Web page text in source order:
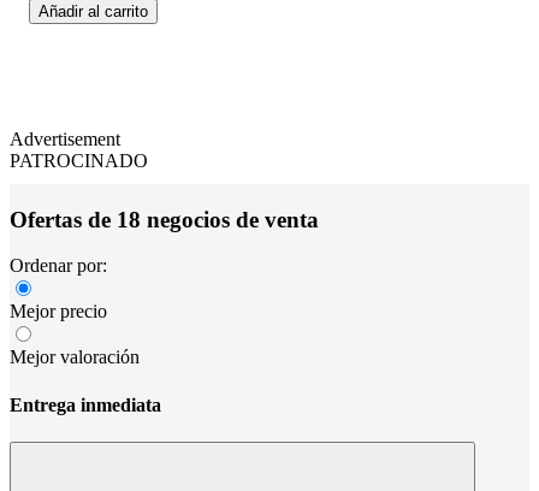
Añadir al carrito
Advertisement
PATROCINADO
Ofertas de 18 negocios de venta
Ordenar por:
Mejor precio
Mejor valoración
Entrega inmediata